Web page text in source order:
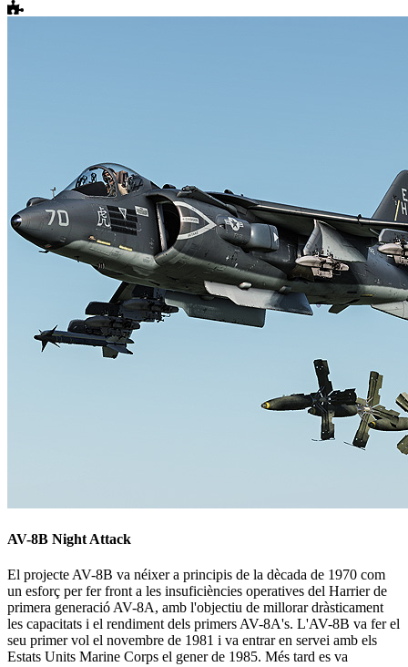
AV-8B Night Attack
El projecte AV-8B va néixer a principis de la dècada de 1970 com
un esforç per fer front a les insuficiències operatives del Harrier de
primera generació AV-8A, amb l'objectiu de millorar dràsticament
les capacitats i el rendiment dels primers AV-8A's. L'AV-8B va fer el
seu primer vol el novembre de 1981 i va entrar en servei amb els
Estats Units Marine Corps el gener de 1985. Més tard es va